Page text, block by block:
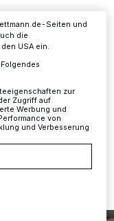
in
Seiten und
die
USA ein.
zur
Zugriff auf
Werbung und
von
und Verbesserung